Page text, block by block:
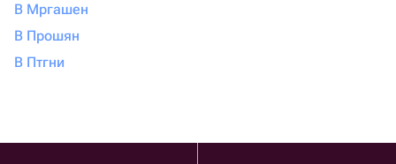
В Мргашен
В Прошян
В Птгни